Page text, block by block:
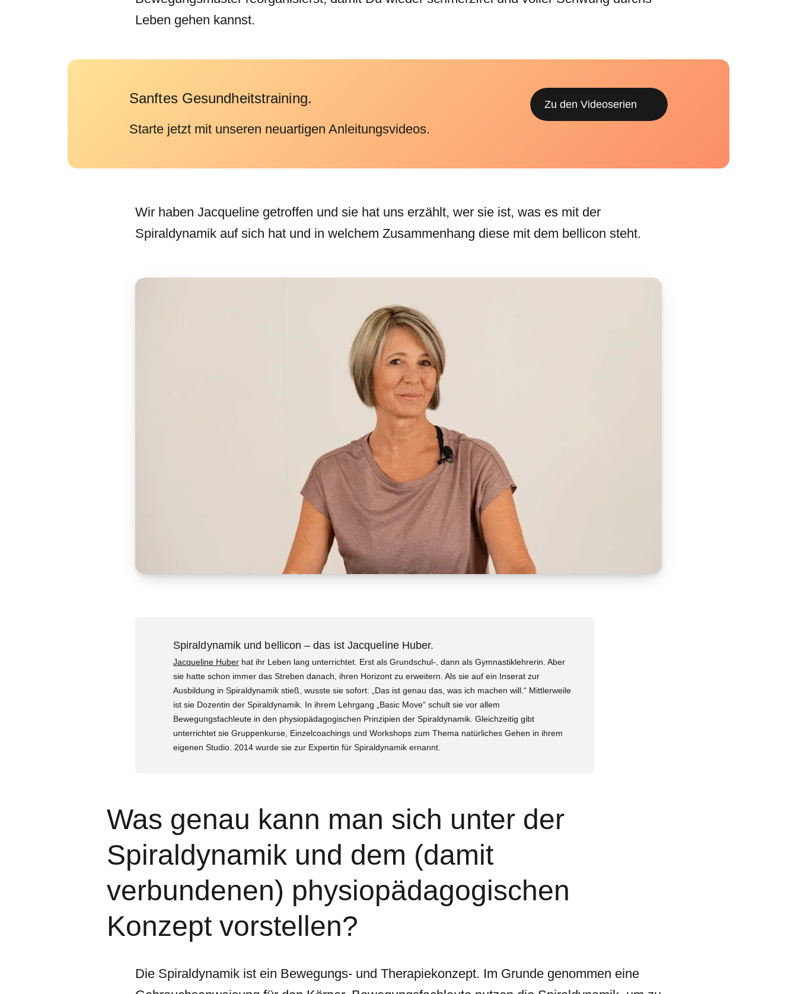
Leben gehen kannst.
Sanftes Gesundheitstraining.
Starte jetzt mit unseren neuartigen Anleitungsvideos.
Zu den Videoserien
Wir haben Jacqueline getroffen und sie hat uns erzählt, wer sie ist, was es mit der
Spiraldynamik auf sich hat und in welchem Zusammenhang diese mit dem bellicon steht.
Spiraldynamik und bellicon – das ist Jacqueline Huber.
Jacqueline Huber hat ihr Leben lang unterrichtet. Erst als Grundschul-, dann als Gymnastiklehrerin. Aber
sie hatte schon immer das Streben danach, ihren Horizont zu erweitern. Als sie auf ein Inserat zur
Ausbildung in Spiraldynamik stieß, wusste sie sofort: „Das ist genau das, was ich machen will.“ Mittlerweile
ist sie Dozentin der Spiraldynamik. In ihrem Lehrgang „Basic Move“ schult sie vor allem
Bewegungsfachleute in den physiopädagogischen Prinzipien der Spiraldynamik. Gleichzeitig gibt
unterrichtet sie Gruppenkurse, Einzelcoachings und Workshops zum Thema natürliches Gehen in ihrem
eigenen Studio. 2014 wurde sie zur Expertin für Spiraldynamik ernannt.
Was genau kann man sich unter der
Spiraldynamik und dem (damit
verbundenen) physiopädagogischen
Konzept vorstellen?
Die Spiraldynamik ist ein Bewegungs- und Therapiekonzept. Im Grunde genommen eine